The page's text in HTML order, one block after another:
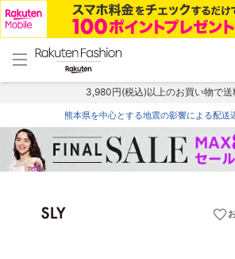
menu home
トップ
3,980円(税込)以上のお買い物で送
熊本県を中心とする地震の影響による配送
favorite_border